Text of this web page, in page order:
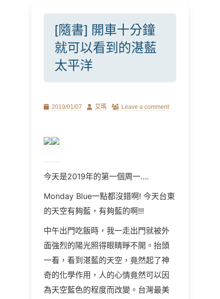
[隨書] 開車十分鐘
就可以看到的湛藍
太平洋
Posted2019/01/07 Author
艾瑪 Leave a comment
今天是2019年的第一個周一….
Monday Blue一點都沒錯啊! 今天台東
的天空有夠藍，有夠藍的啊!!!
中午出門吃飯時，我一走出門就被外
面強烈的陽光照得眼睛睜不開。抬頭
一看，看到湛藍的天空，竟然起了神
奇的化學作用，人的心情竟然可以因
為天空藍色的程度而改變。台灣最美